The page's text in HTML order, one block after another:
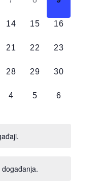
0
14
0
15
0
16
0
21
0
22
0
23
0
28
0
29
0
30
0
4
0
5
0
6